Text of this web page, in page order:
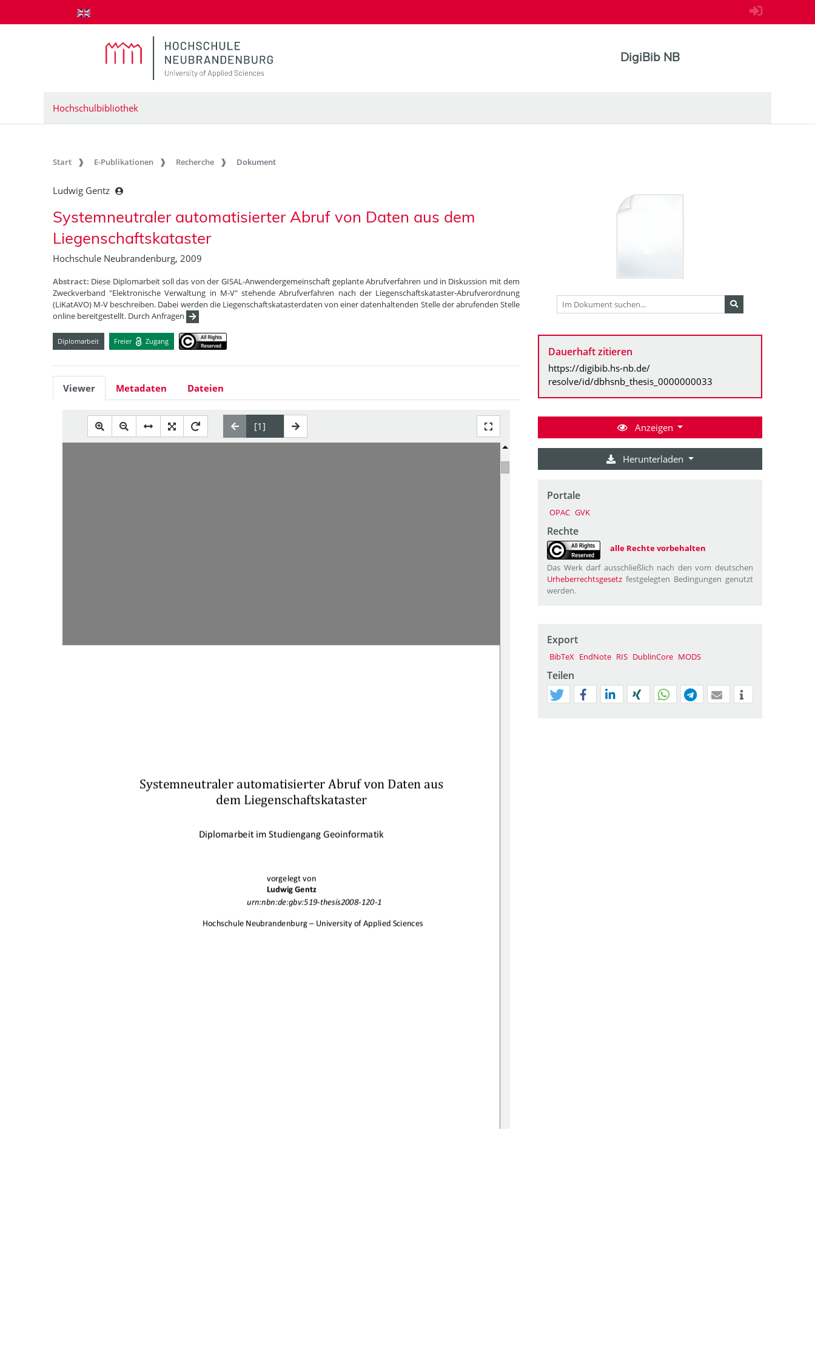
zum Inhalt springen
DigiBib NB
Hochschulbibliothek
Start E-Publikationen Recherche Dokument
Ludwig Gentz
Systemneutraler automatisierter Abruf von Daten aus dem
Liegenschaftskataster
Hochschule Neubrandenburg, 2009
Abstract: Diese Diplomarbeit soll das von der GISAL-Anwendergemeinschaft geplante Abrufverfahren und in Diskussion mit dem
Zweckverband "Elektronische Verwaltung in M-V" stehende Abrufverfahren nach der Liegenschaftskataster-Abrufverordnung
(LiKatAVO) M-V beschreiben. Dabei werden die Liegenschaftskatasterdaten von einer datenhaltenden Stelle der abrufenden Stelle
online bereitgestellt. Durch Anfragen
Diplomarbeit Freier Zugang
Viewer Metadaten Dateien
Systemneutraler automatisierter Abruf von Daten aus
dem Liegenschaftskataster
Diplomarbeit im Studiengang Geoinformatik
vorgelegt von
Ludwig Gentz
   urn:
nbn:de:gbv:519-thesis2008- 120-1
Hochschule Neubrandenburg – University of Applied Sciences
Dauerhaft zitieren
https://digibib.hs-nb.de/
resolve/id/dbhsnb_thesis_0000000033
Anzeigen
Herunterladen
Portale
OPAC GVK
Rechte
alle Rechte vorbehalten
Das Werk darf ausschließlich nach den vom deutschen
Urheberrechtsgesetz festgelegten Bedingungen genutzt
werden.
Export
BibTeX EndNote RIS DublinCore MODS
Teilen